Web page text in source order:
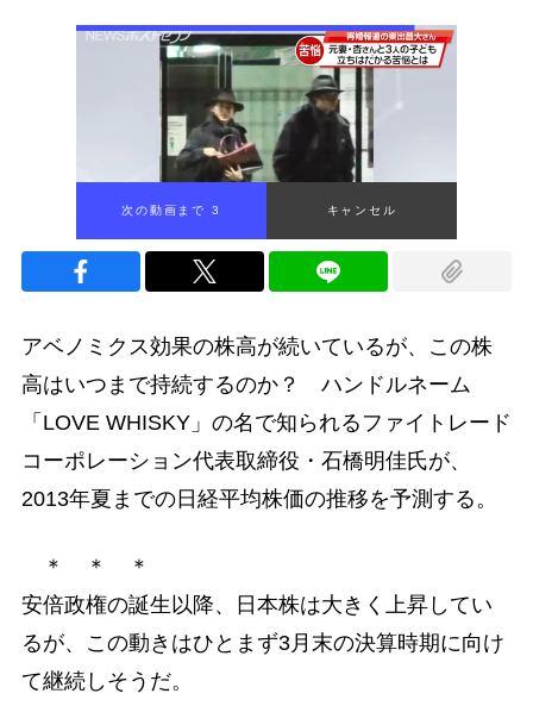
次の動画まで 2 キャンセル
アベノミクス効果の株高が続いているが、この株
高はいつまで持続するのか？ ハンドルネーム
「LOVE WHISKY」の名で知られるファイトレード
コーポレーション代表取締役・石橋明佳氏が、
2013年夏までの日経平均株価の推移を予測する。
＊ ＊ ＊
安倍政権の誕生以降、日本株は大きく上昇してい
るが、この動きはひとまず3月末の決算時期に向け
て継続しそうだ。